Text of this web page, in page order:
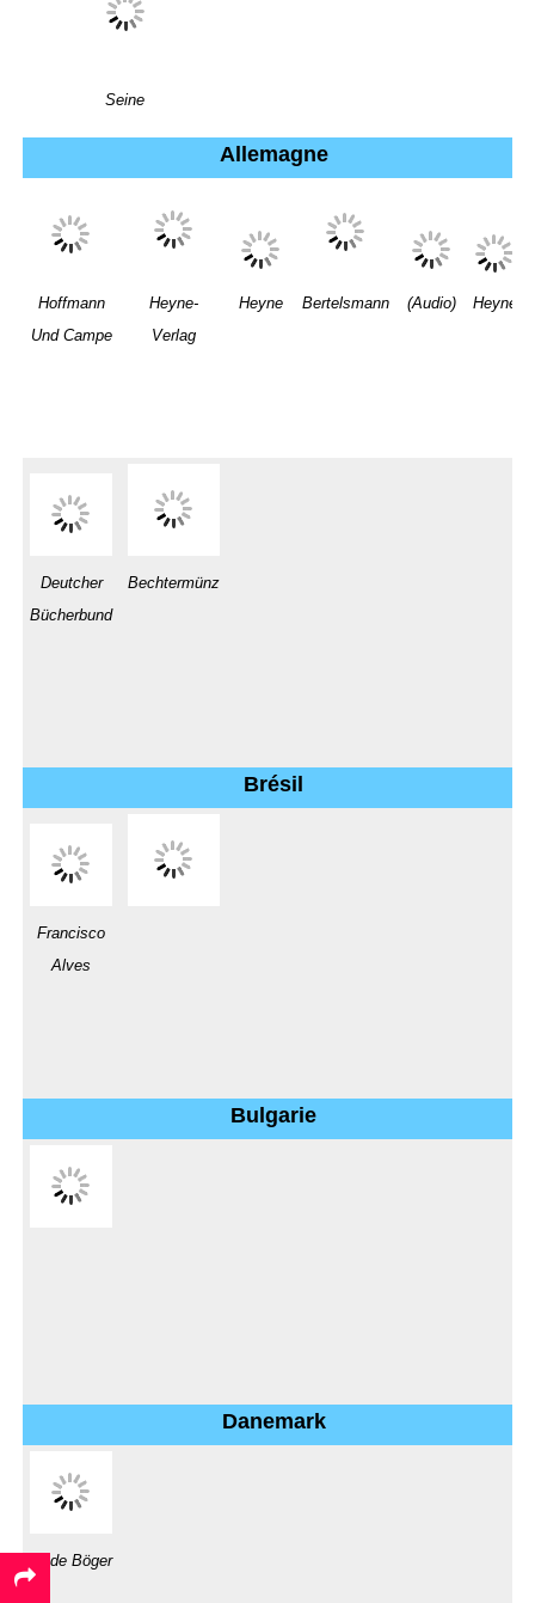
Seine
Allemagne
Hoffmann
Und Campe
Heyne-
Verlag
Heyne Bertelsmann (Audio) Heyne
Deutcher
Bücherbund
Bechtermünz
Brésil
Francisco
Alves
Bulgarie
Danemark
Gode Böger